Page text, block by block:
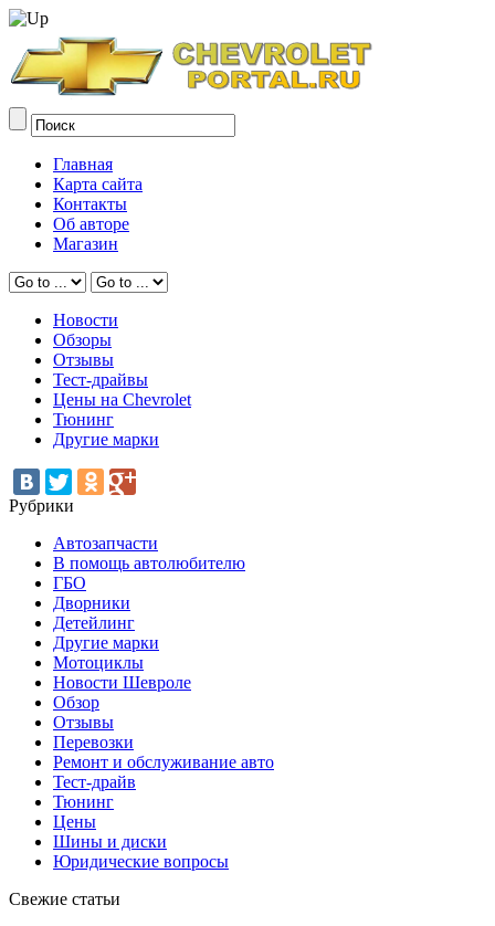
Главная
Карта сайта
Контакты
Об авторе
Магазин
Новости
Обзоры
Отзывы
Тест-драйвы
Цены на Chevrolet
Тюнинг
Другие марки
Рубрики
Автозапчасти
В помощь автолюбителю
ГБО
Дворники
Детейлинг
Другие марки
Мотоциклы
Новости Шевроле
Обзор
Отзывы
Перевозки
Ремонт и обслуживание авто
Тест-драйв
Тюнинг
Цены
Шины и диски
Юридические вопросы
Свежие статьи